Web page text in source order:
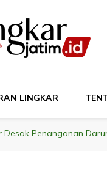
LINGKAR
Desak Penanganan